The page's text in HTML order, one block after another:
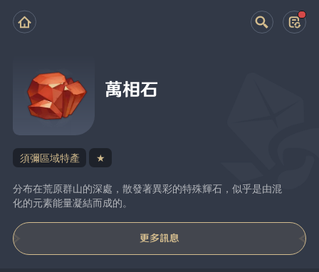
萬相石
須彌區域特產 ★
分布在荒原群山的深處，散發著異彩的特殊輝石，似乎是由混
化的元素能量凝結而成的。
更多訊息